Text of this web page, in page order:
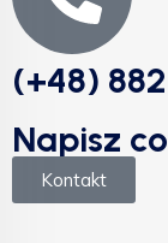
(+48)
Napisz
Kontakt